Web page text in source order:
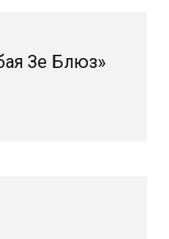
Зе Блюз»